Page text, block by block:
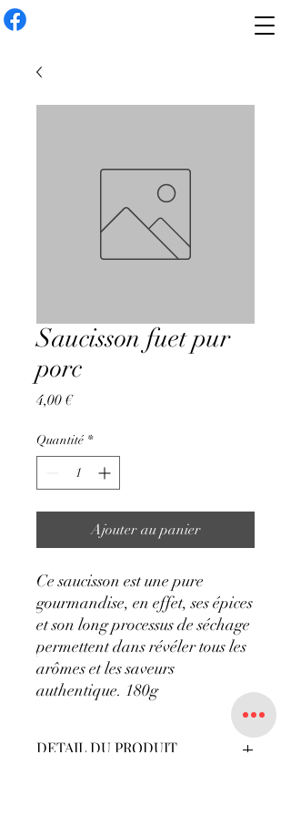
Saucisson fuet pur
porc
4,00 €Prix
Quantité *
Ajouter au panier
Ce saucisson est une pure
gourmandise, en effet, ses épices
et son long processus de séchage
permettent dans révéler tous les
arômes et les saveurs
authentique. 180g
DETAIL DU PRODUIT